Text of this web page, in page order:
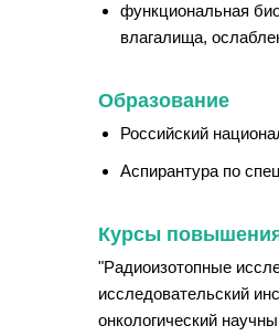
функциональная
влагалища,
Образование
Российский
Аспирантура по
Курсы
"Радиоизотопные
исследовательский
онкологический